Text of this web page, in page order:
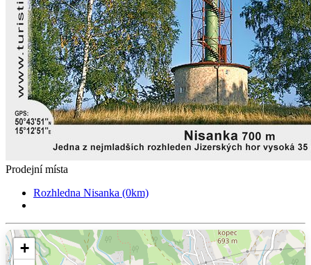
Prodejní místa
Rozhledna Nisanka (0km)
+